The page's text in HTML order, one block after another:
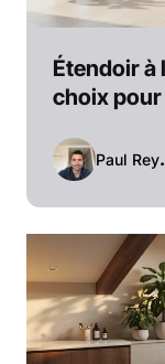
Étendoir à
choix pour
Paul Rey.